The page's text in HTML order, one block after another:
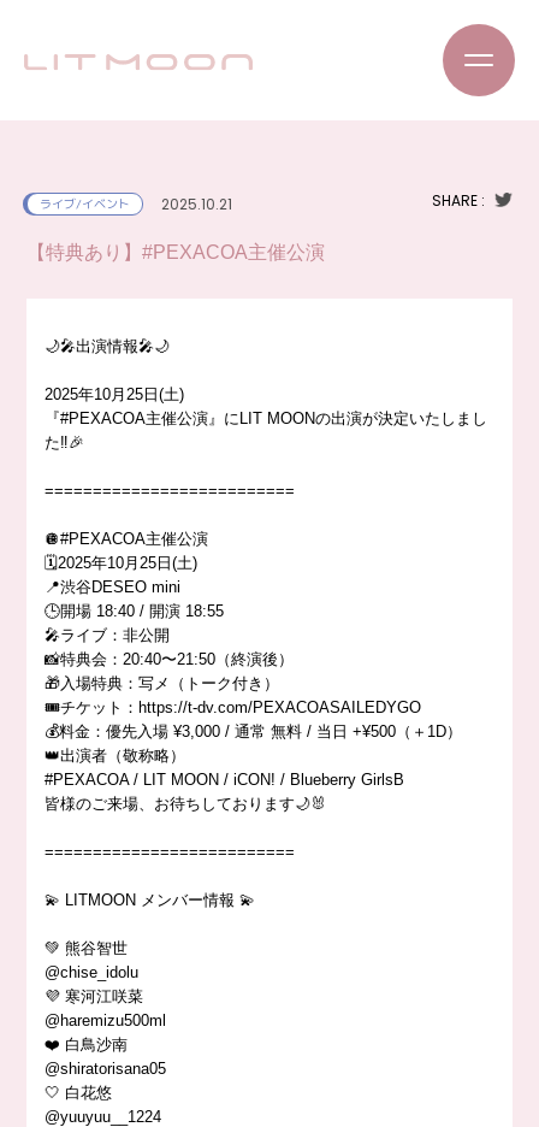
ライブ/イベント 2025.10.21 SHARE :
【特典あり】#PEXACOA主催公演
🌙🎤出演情報🎤🌙
2025年10月25日(土)
『#PEXACOA主催公演』にLIT MOONの出演が決定いたしまし
た‼️🎉
==========================
🪩#PEXACOA主催公演
🗓️2025年10月25日(土)
📍渋谷DESEO mini
🕒開場 18:40 / 開演 18:55
🎤ライブ：非公開
📸特典会：20:40〜21:50（終演後）
🎁入場特典：写メ（トーク付き）
🎟️チケット：https://t-dv.com/PEXACOASAILEDYGO
💰料金：優先入場 ¥3,000 / 通常 無料 / 当日 +¥500（＋1D）
👑出演者（敬称略）
#PEXACOA / LIT MOON / iCON! / Blueberry GirlsB
皆様のご来場、お待ちしております🌙🐰
==========================
💫 LITMOON メンバー情報 💫
💚 熊谷智世
@chise_idolu
💜 寒河江咲菜
@haremizu500ml
❤️ 白鳥沙南
@shiratorisana05
🤍 白花悠
@yuuyuu__1224